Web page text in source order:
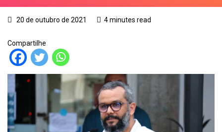
20 de outubro de 2021 4 minutes read
Compartilhe